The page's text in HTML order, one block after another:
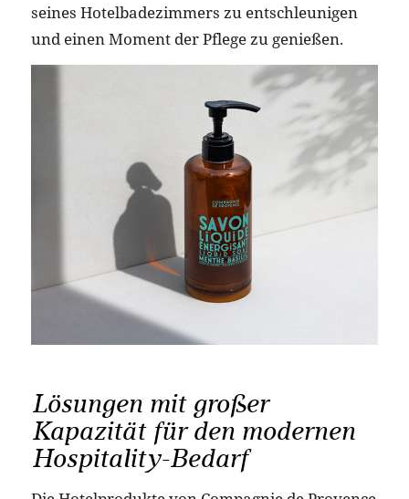
seines Hotelbadezimmers zu entschleunigen
und einen Moment der Pflege zu genießen.
Lösungen mit großer
Kapazität für den modernen
Hospitality-Bedarf